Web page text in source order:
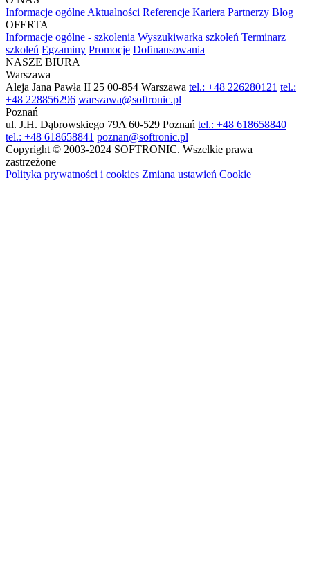
Informacje ogólne Aktualności Referencje Kariera Partnerzy Blog
OFERTA
Informacje ogólne - szkolenia Wyszukiwarka szkoleń Terminarz
szkoleń Egzaminy Promocje Dofinansowania
NASZE BIURA
Warszawa
Aleja Jana Pawła II 25 00-854 Warszawa tel.: +48 226280121 tel.:
+48 228856296 warszawa@softronic.pl
Poznań
ul. J.H. Dąbrowskiego 79A 60-529 Poznań tel.: +48 618658840
tel.: +48 618658841 poznan@softronic.pl
Copyright © 2003-2024 SOFTRONIC. Wszelkie prawa
zastrzeżone
Polityka prywatności i cookies Zmiana ustawień Cookie